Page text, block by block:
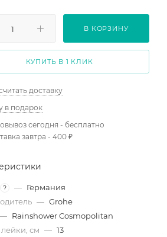
В КОРЗИНУ
КУПИТЬ В 1 КЛИК
доставку
в подарок
сегодня - бесплатно
завтра - 400 ₽
? — Германия
— Grohe
— Rainshower Cosmopolitan
см — 13